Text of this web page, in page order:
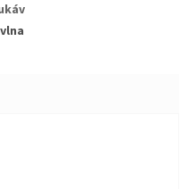
5 z 5 hvězdiček.